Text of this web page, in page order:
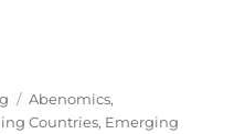
2020 – Rest of the
Schlagwörter
Abenomics,
Countries, Emerging